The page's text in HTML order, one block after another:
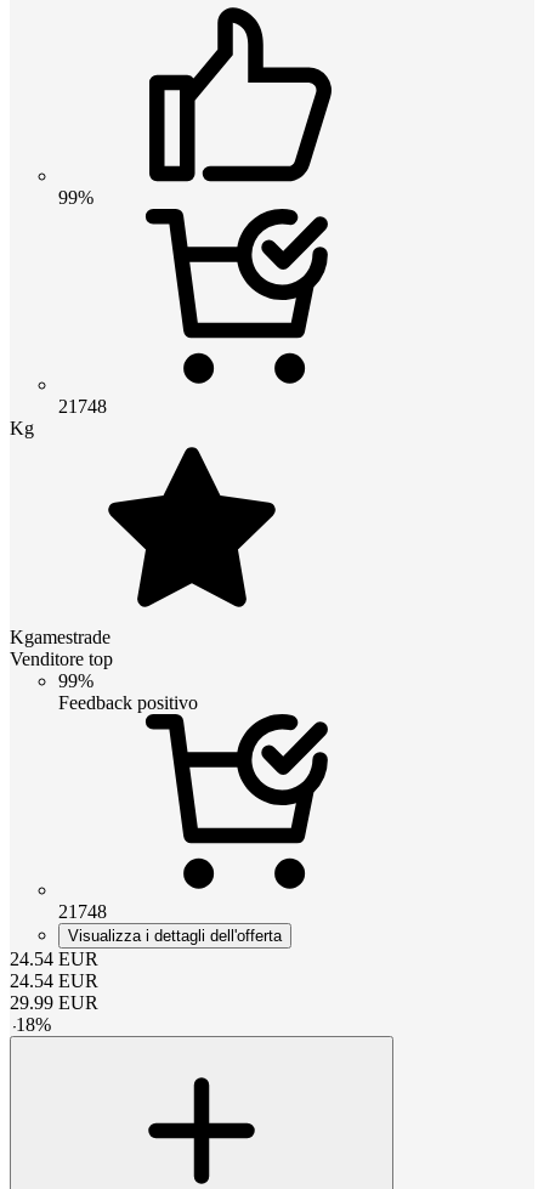
99%
21748
Kg
Kgamestrade
Venditore top
99%
Feedback positivo
21748
Visualizza i dettagli dell'offerta
24.54 EUR
24.54 EUR
29.99 EUR
-18%